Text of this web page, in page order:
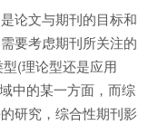
论文与期刊的目标和
要考虑期刊所关注的
(理论型还是应用
中的某一方面，而综
研究，综合性期刊影